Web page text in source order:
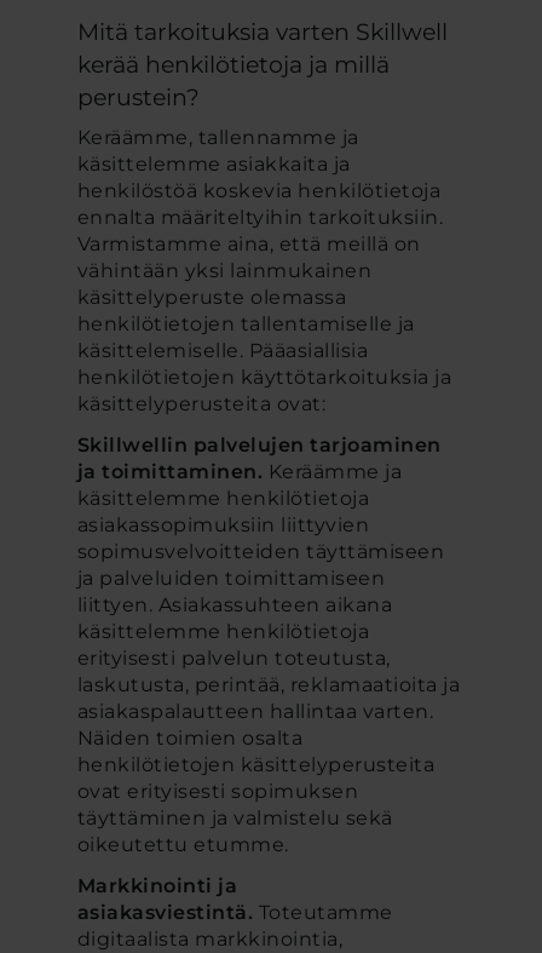
Mitä tarkoituksia varten Skillwell
kerää henkilötietoja ja millä
perustein?
Keräämme, tallennamme ja
käsittelemme asiakkaita ja
henkilöstöä koskevia henkilötietoja
ennalta määriteltyihin tarkoituksiin.
Varmistamme aina, että meillä on
vähintään yksi lainmukainen
käsittelyperuste olemassa
henkilötietojen tallentamiselle ja
käsittelemiselle. Pääasiallisia
henkilötietojen käyttötarkoituksia ja
käsittelyperusteita ovat:
Skillwellin palvelujen tarjoaminen
ja toimittaminen. Keräämme ja
käsittelemme henkilötietoja
asiakassopimuksiin liittyvien
sopimusvelvoitteiden täyttämiseen
ja palveluiden toimittamiseen
liittyen. Asiakassuhteen aikana
käsittelemme henkilötietoja
erityisesti palvelun toteutusta,
laskutusta, perintää, reklamaatioita ja
asiakaspalautteen hallintaa varten.
Näiden toimien osalta
henkilötietojen käsittelyperusteita
ovat erityisesti sopimuksen
täyttäminen ja valmistelu sekä
oikeutettu etumme.
Markkinointi ja
asiakasviestintä. Toteutamme
digitaalista markkinointia,